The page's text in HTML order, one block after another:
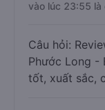
vào lúc 23:55 là
Câu hỏi:
Phước Long -
tốt, xuất sắc,